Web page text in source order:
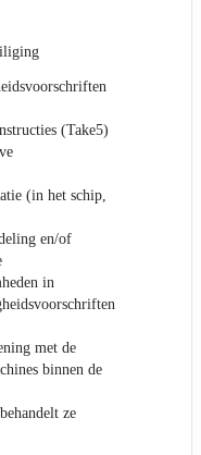
(Take5)
(in het schip,
en/of
in
met de
binnen de
ze